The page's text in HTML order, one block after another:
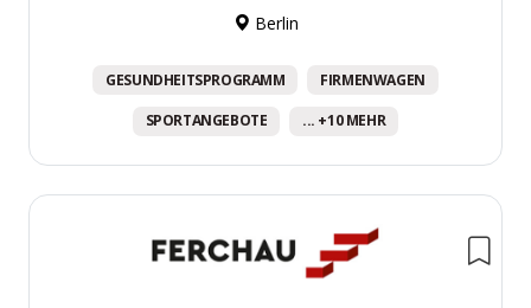
Berlin
GESUNDHEITSPROGRAMM FIRMENWAGEN
SPORTANGEBOTE ... +10 MEHR